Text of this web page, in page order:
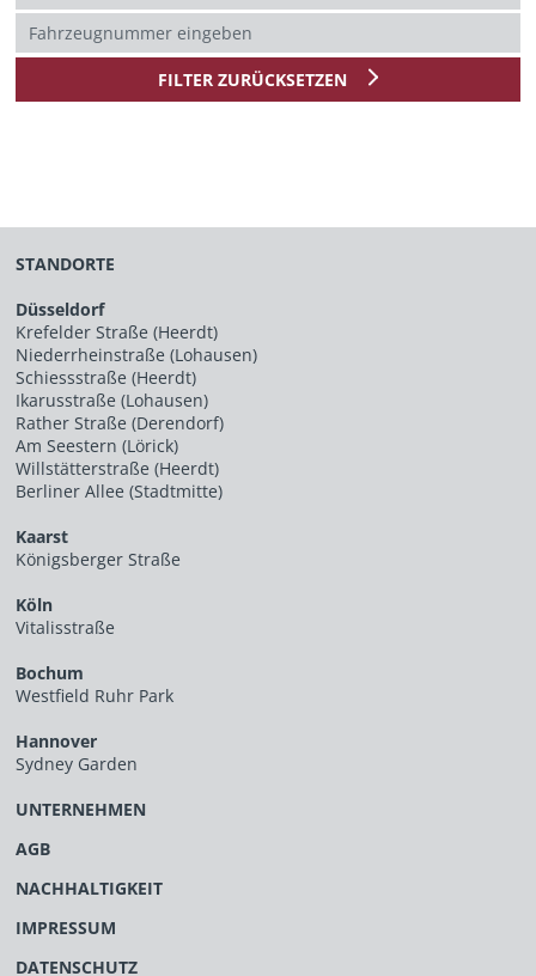
FILTER ZURÜCKSETZEN
STANDORTE
Düsseldorf
Krefelder Straße (Heerdt)
Niederrheinstraße (Lohausen)
Schiessstraße (Heerdt)
Ikarusstraße (Lohausen)
Rather Straße (Derendorf)
Am Seestern (Lörick)
Willstätterstraße (Heerdt)
Berliner Allee (Stadtmitte)
Kaarst
Königsberger Straße
Köln
Vitalisstraße
Bochum
Westfield Ruhr Park
Hannover
Sydney Garden
UNTERNEHMEN
AGB
NACHHALTIGKEIT
IMPRESSUM
DATENSCHUTZ